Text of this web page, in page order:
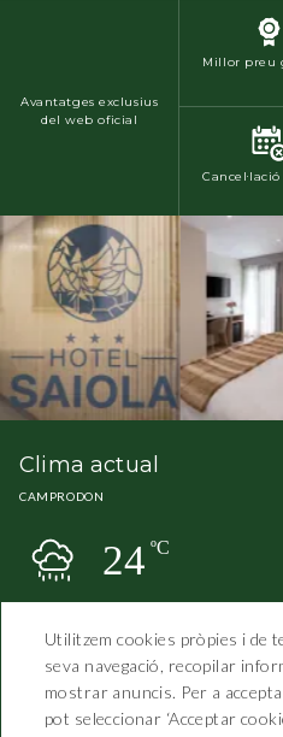
Avantatges exclusius
del web oficial
Millor preu
Clima actual
CAMPRODON
24ºC
Utilitzem cookies pròpies i de
seva navegació, recopilar
mostrar anuncis. Per a
pot seleccionar ‘Acceptar